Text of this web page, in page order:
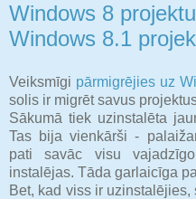
Windows 8
Windows 8.1
Veiksmīgi pārmigrējies uz
solis ir migrēt savus
Sākumā tiek uzinstalēta
Tas bija vienkārši -
pati savāc visu
instalējas. Tāda garlaicīga
Bet, kad viss ir